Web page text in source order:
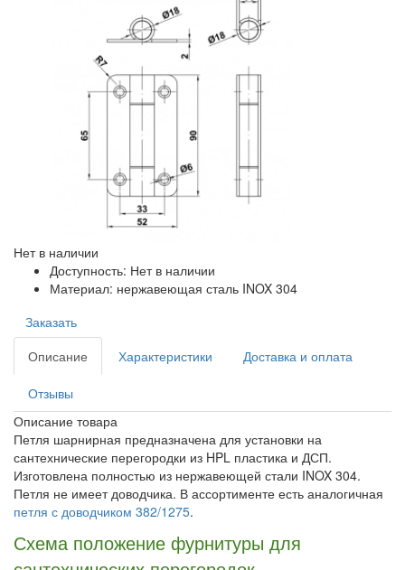
Нет в наличии
Доступность: Нет в наличии
Материал: нержавеющая сталь INOX 304
Заказать
Описание
Характеристики Доставка и оплата
Отзывы
Описание товара
Петля шарнирная предназначена для установки на
сантехнические перегородки из HPL пластика и ДСП.
Изготовлена полностью из нержавеющей стали INOX 304.
Петля не имеет доводчика. В ассортименте есть аналогичная
петля с доводчиком 382/1275.
Схема положение фурнитуры для